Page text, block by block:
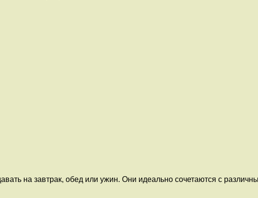
на завтрак, обед или ужин. Они идеально сочетаются с